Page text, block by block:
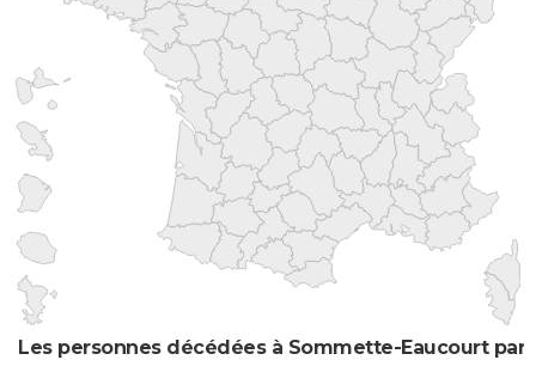
Les personnes décédées à Sommette-Eaucourt par